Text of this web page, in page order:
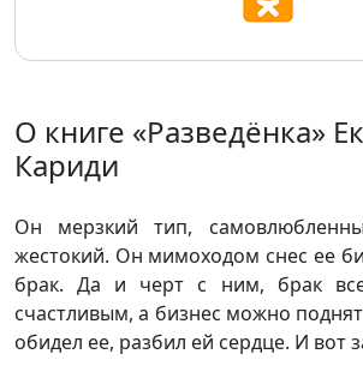
О книге «Разведёнка»
Кариди
Он мерзкий тип,
жестокий. Он мимоходом снес ее
брак. Да и черт с ним, брак
счастливым, а бизнес можно
обидел ее, разбил ей сердце. И вот